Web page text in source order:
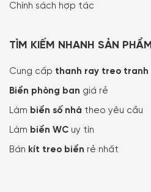
Chính sách hợp tác
TÌM KIẾM NHANH SẢN PHẨM
Cung cấp thanh ray treo tranh
Biển phòng ban giá rẻ
Làm biển số nhà theo yêu cầu
Làm biển WC uy tín
Bán kít treo biển rẻ nhất